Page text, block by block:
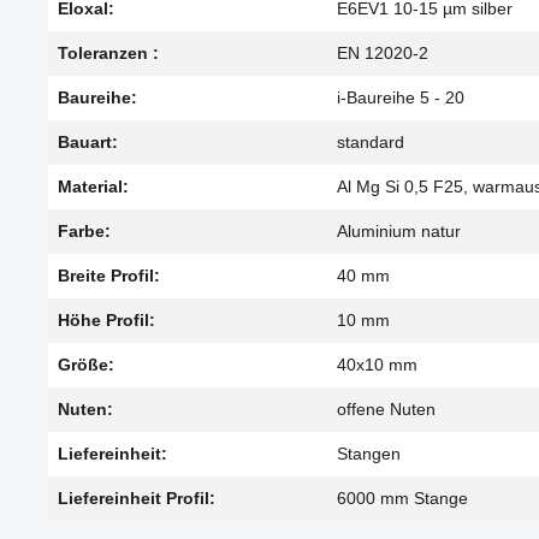
Eloxal: E6EV1 10-15 µm silber
Toleranzen : EN 12020-2
Baureihe: i-Baureihe 5 - 20
Bauart: standard
Material: Al Mg Si 0,5 F25,
Farbe: Aluminium natur
Breite Profil: 40 mm
Höhe Profil: 10 mm
Größe: 40x10 mm
Nuten: offene Nuten
Liefereinheit: Stangen
Liefereinheit Profil: 6000 mm Stange